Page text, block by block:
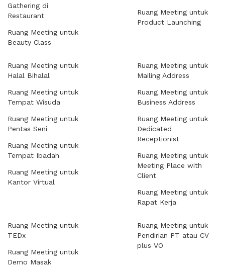
Gathering di
Restaurant
Ruang Meeting untuk
Beauty Class
Ruang Meeting untuk
Product Launching
Ruang Meeting untuk
Halal Bihalal
Ruang Meeting untuk
Tempat Wisuda
Ruang Meeting untuk
Pentas Seni
Ruang Meeting untuk
Tempat Ibadah
Ruang Meeting untuk
Kantor Virtual
Ruang Meeting untuk
Mailing Address
Ruang Meeting untuk
Business Address
Ruang Meeting untuk
Dedicated
Receptionist
Ruang Meeting untuk
Meeting Place with
Client
Ruang Meeting untuk
Rapat Kerja
Ruang Meeting untuk
TEDx
Ruang Meeting untuk
Demo Masak
Ruang Meeting untuk
Pendirian PT atau CV
plus VO